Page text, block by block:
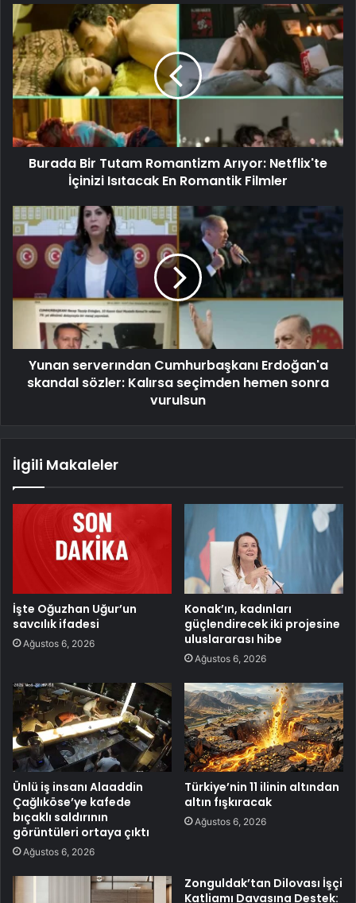
Burada Bir Tutam Romantizm Arıyor: Netflix'te
İçinizi Isıtacak En Romantik Filmler
Yunan serverından Cumhurbaşkanı Erdoğan'a
skandal sözler: Kalırsa seçimden hemen sonra
vurulsun
İlgili Makaleler
İşte Oğuzhan Uğur’un
savcılık ifadesi
Ağustos 6, 2026
Konak’ın, kadınları
güçlendirecek iki projesine
uluslararası hibe
Ağustos 6, 2026
Ünlü iş insanı Alaaddin
Çağlıköse’ye kafede
bıçaklı saldırının
görüntüleri ortaya çıktı
Ağustos 6, 2026
Türkiye’nin 11 ilinin altından
altın fışkıracak
Ağustos 6, 2026
Zonguldak’tan Dilovası İşçi
Katliamı Davasına Destek: